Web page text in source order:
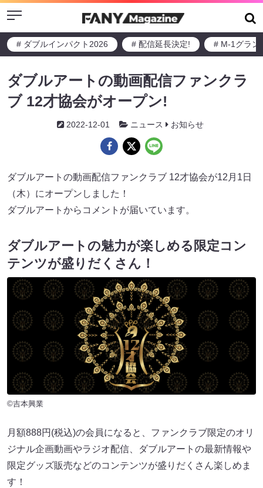
Menu
# ダブルインパクト2026 # 配信延長決定! # M-1グラン
ダブルアートの動画配信ファンクラ
ブ 12才協会がオープン!
2022-12-01 ニュース お知らせ
ダブルアートの動画配信ファンクラブ 12才協会が12月1日
（木）にオープンしました！
ダブルアートからコメントが届いています。
ダブルアートの魅力が楽しめる限定コン
テンツが盛りだくさん！
©吉本興業
月額888円(税込)の会員になると、ファンクラブ限定のオリ
ジナル企画動画やラジオ配信、ダブルアートの最新情報や
限定グッズ販売などのコンテンツが盛りだくさん楽しめま
す！